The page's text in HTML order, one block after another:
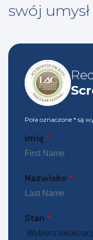
swój umysł
Pola oznaczone * są
Imię *
Nazwisko *
Stan *